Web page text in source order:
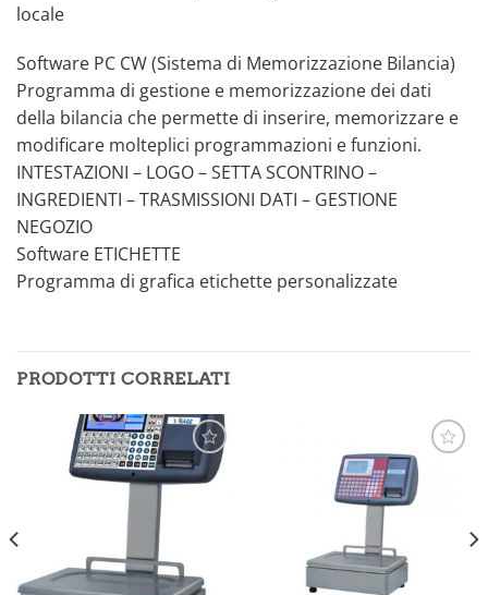
locale
Software PC CW (Sistema di Memorizzazione Bilancia)
Programma di gestione e memorizzazione dei dati
della bilancia che permette di inserire, memorizzare e
modificare molteplici programmazioni e funzioni.
INTESTAZIONI – LOGO – SETTA SCONTRINO –
INGREDIENTI – TRASMISSIONI DATI – GESTIONE
NEGOZIO
Software ETICHETTE
Programma di grafica etichette personalizzate
PRODOTTI CORRELATI
Aggiungi